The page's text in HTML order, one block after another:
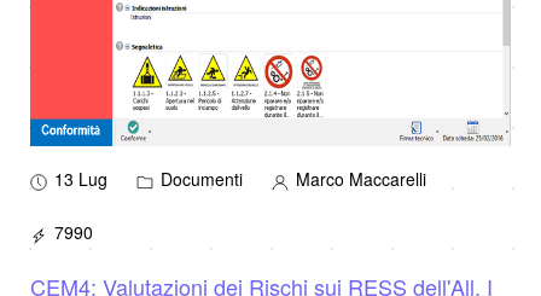
13 Lug Documenti Marco Maccarelli
7990
CEM4: Valutazioni dei Rischi sui RESS dell'All. I